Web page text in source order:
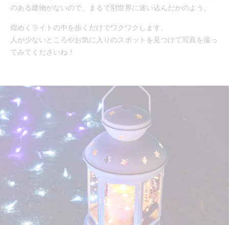
のある建物がないので、まるで別世界に迷い込んだかのよう。
煌めくライトの中を歩くだけでワクワクします。
人が少ないところやお気に入りのスポットを見つけて写真を撮っ
てみてくださいね！